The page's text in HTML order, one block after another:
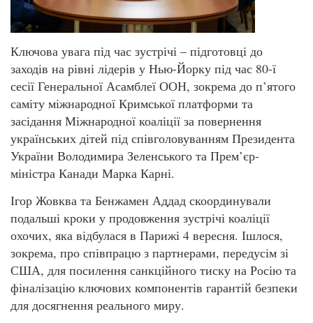
Ключова увага під час зустрічі – підготовці до
заходів на рівні лідерів у Нью-Йорку під час 80-ї
сесії Генеральної Асамблеї ООН, зокрема до п’ятого
саміту міжнародної Кримської платформи та
засідання Міжнародної коаліції за повернення
українських дітей під співголовуванням Президента
України Володимира Зеленського та Прем’єр-
міністра Канади Марка Карні.
Ігор Жовква та Бенжамен Аддад скоординували
подальші кроки у продовження зустрічі коаліції
охочих, яка відбулася в Парижі 4 вересня. Ішлося,
зокрема, про співпрацю з партнерами, передусім зі
США, для посилення санкційного тиску на Росію та
фіналізацію ключових компонентів гарантій безпеки
для досягнення реального миру.